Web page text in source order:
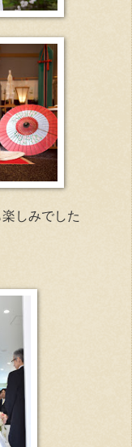
しみでした